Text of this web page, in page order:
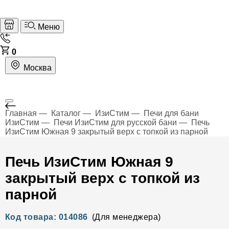
Меню
0
Москва
Главная Каталог ИзиСтим
Печи для бани
ИзиСтим
Печи ИзиСтим для русской бани
Печь
ИзиСтим Южная 9 закрытый верх с топкой из парной
Печь ИзиСтим Южная 9
закрытый верх с топкой из
парной
Код товара: 014086 (Для менеджера)